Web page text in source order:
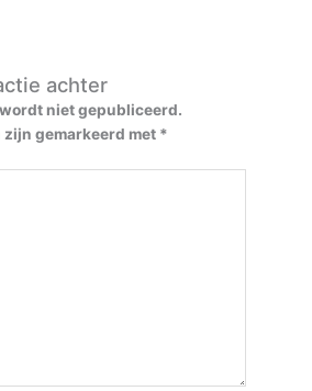
achter
niet gepubliceerd.
gemarkeerd met *